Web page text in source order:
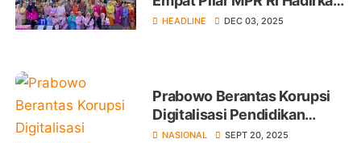
Sejumlah Narasumber
HEADLINE DEC 03, 2025
Prabowo Berantas Korupsi
Digitalisasi Pendidikan
Rugikan Negara Rp 1,98
NASIONAL SEPT 20, 2025